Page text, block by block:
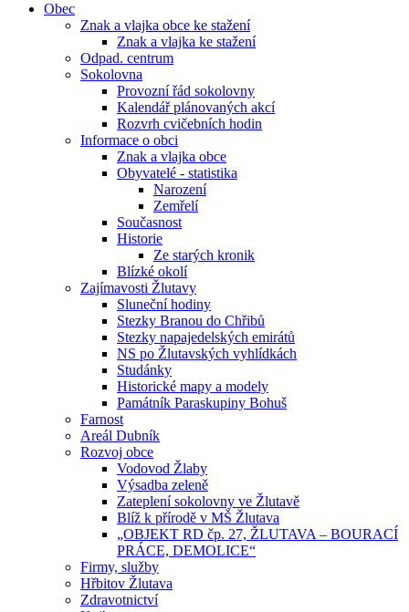
Obec
Znak a vlajka obce ke stažení
Znak a vlajka ke stažení
Odpad. centrum
Sokolovna
Provozní řád sokolovny
Kalendář plánovaných akcí
Rozvrh cvičebních hodin
Informace o obci
Znak a vlajka obce
Obyvatelé - statistika
Narození
Zemřelí
Současnost
Historie
Ze starých kronik
Blízké okolí
Zajímavosti Žlutavy
Sluneční hodiny
Stezky Branou do Chřibů
Stezky napajedelských emirátů
NS po Žlutavských vyhlídkách
Studánky
Historické mapy a modely
Památník Paraskupiny Bohuš
Farnost
Areál Dubník
Rozvoj obce
Vodovod Žlaby
Výsadba zeleně
Zateplení sokolovny ve Žlutavě
Blíž k přírodě v MŠ Žlutava
„OBJEKT RD čp. 27, ŽLUTAVA – BOURACÍ
PRÁCE, DEMOLICE“
Firmy, služby
Hřbitov Žlutava
Zdravotnictví